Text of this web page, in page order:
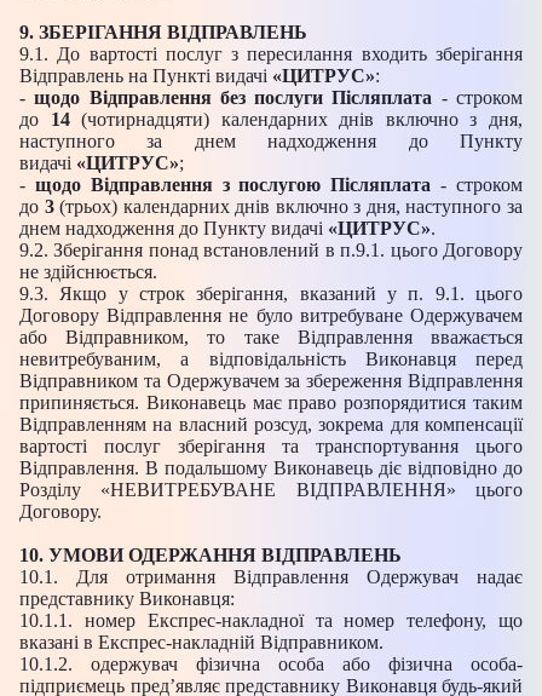
9. ЗБЕРІГАННЯ ВІДПРАВЛЕНЬ
9.1. До вартості послуг з пересилання входить зберігання
Відправлень на Пункті видачі «ЦИТРУС»:
- щодо Відправлення без послуги Післяплата - строком
до
14 (чотирнадцяти) календарних днів включно з дня,
наступного за днем надходження до Пункту
видачі «ЦИТРУС»;
- щодо Відправлення з послугою Післяплата - строком
до 3 (трьох) календарних днів включно з дня, наступного за
днем надходження до Пункту видачі «ЦИТРУС».
9.2. Зберігання понад встановлений в п.9.1. цього Договору
не здійснюється.
9.3. Якщо у строк зберігання, вказаний у п. 9.1. цього
Договору Відправлення не було витребуване Одержувачем
або Відправником, то таке Відправлення вважається
невитребуваним, а відповідальність Виконавця перед
Відправником та Одержувачем за збереження Відправлення
припиняється. Виконавець має право розпорядитися таким
Відправленням на власний розсуд, зокрема для компенсації
вартості послуг зберігання та транспортування цього
Відправлення. В подальшому Виконавець діє відповідно до
Розділу «НЕВИТРЕБУВАНЕ ВІДПРАВЛЕННЯ» цього
Договору.
10. УМОВИ ОДЕРЖАННЯ ВІДПРАВЛЕНЬ
10.1. Для отримання Відправлення Одержувач надає
представнику Виконавця:
10.1.1. номер Експрес-накладної та номер телефону, що
вказані в Експрес-накладній Відправником.
10.1.2. одержувач фізична особа або фізична особа-
підприємець пред’являє представнику Виконавця будь-який